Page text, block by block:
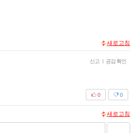
새로고침
신고 | 공감 확인
0
0
새로고침